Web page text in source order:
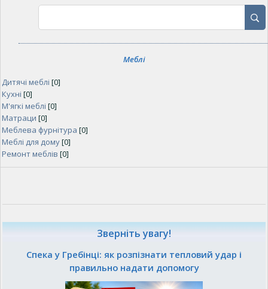
Меблі
Дитячі меблі [0]
Кухні [0]
М'ягкі меблі [0]
Матраци [0]
Меблева фурнітура [0]
Меблі для дому[0]
Ремонт меблів [0]
Зверніть увагу!
Спека у Гребінці: як розпізнати тепловий удар і
правильно надати допомогу